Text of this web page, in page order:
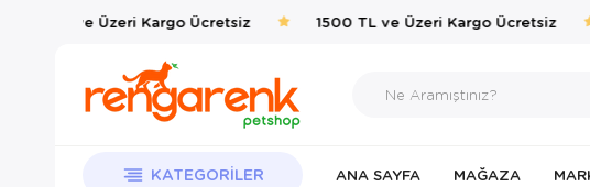
1500 TL ve Üzeri Kargo Ücretsiz 1500 TL ve Üzeri Kargo Ücretsiz
KATEGORILER ANA SAYFA MAĞAZA